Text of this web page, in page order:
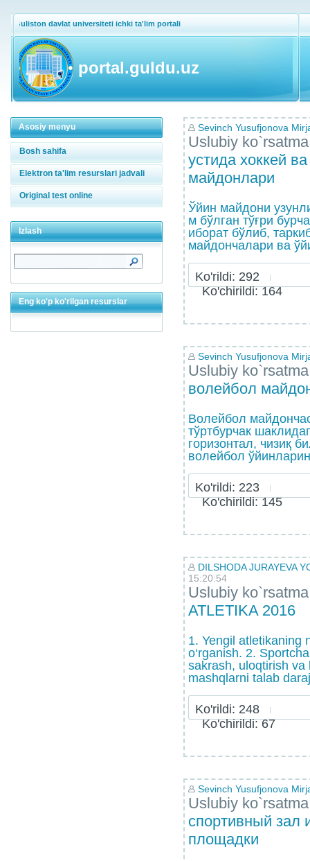
Guliston davlat universiteti ichki ta'lim portali
portal.guldu.uz
Asosiy menyu
Bosh sahifa
Elektron ta'lim resurslari jadvali
Original test online
Izlash
Eng ko'p ko'rilgan resurslar
Sevinch Yusufjonova
Uslubiy ko`rsatma
устида хоккей
майдонлари
Ўйин майдони
м бўлган тўғри
иборат бўлиб,
майдончалари ва
Ko'rildi: 292
Ko'chirildi: 164
Sevinch Yusufjonova
Uslubiy ko`rsatma
волейбол
Волейбол
тўртбурчак
горизонтал, чизиқ
волейбол
Ko'rildi: 223
Ko'chirildi: 145
DILSHODA JURAYEVA
15:20:54
Uslubiy ko`rsatma
ATLETIKA 2016
1. Yengil atletikaning
o‘rganish. 2.
sakrash, uloqtirish va
mashqlarni talab
Ko'rildi: 248
Ko'chirildi: 67
Sevinch Yusufjonova
Uslubiy ko`rsatma
спортивный зал
площадки